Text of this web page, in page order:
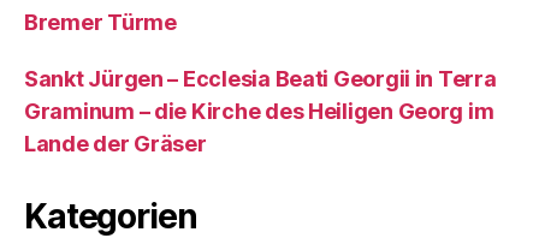
Bremer Türme
Sankt Jürgen – Ecclesia Beati Georgii in Terra
Graminum – die Kirche des Heiligen Georg im
Lande der Gräser
Kategorien